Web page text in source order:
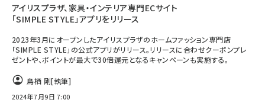
アイリスプラザ、家具・インテリア専門ECサイト
「SIMPLE STYLE」アプリをリリース
2023年3月にオープンしたアイリスプラザのホームファッション専門店
「SIMPLE STYLE」の公式アプリがリリース。リリースに合わせクーポンプレ
ゼントや、ポイントが最大で30倍還元となるキャンペーンも実施する。
鳥栖 剛[執筆]
2024年7月9日 7:00